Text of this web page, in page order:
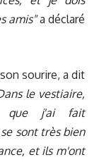
amis"a déclaré
sourire, a dit
le vestiaire,
que j'ai fait
sont très bien
et ils m'ont